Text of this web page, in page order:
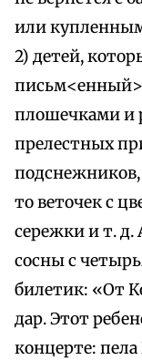
или
2) детей,
плошечками и
прелестных
то веточек с
сережки и т. д.
сосны с
билетик: «От
дар. Этот
концерте: